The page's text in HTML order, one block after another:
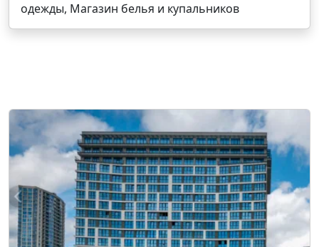
одежды, Магазин белья и купальников